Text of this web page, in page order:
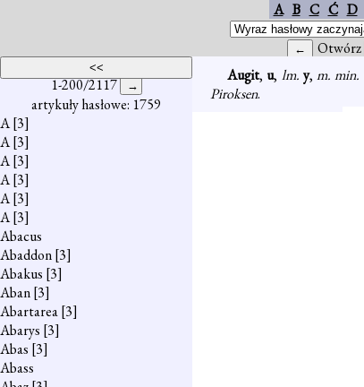
A B C Ć D
Otwórz
1-200/2117
artykuły hasłowe: 1759
A[3]
A[3]
A[3]
A[3]
A[3]
A[3]
Abacus
Abaddon[3]
Abakus [3]
Aban[3]
Abartarea[3]
Abarys [3]
Abas [3]
Abass
Augit, u, lm. y,m. min.
Piroksen.